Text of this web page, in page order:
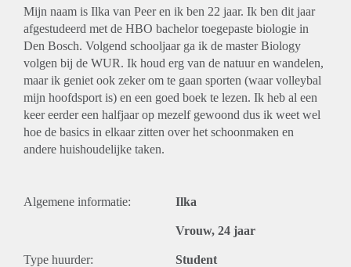
Mijn naam is Ilka van Peer en ik ben 22 jaar. Ik ben dit jaar
afgestudeerd met de HBO bachelor toegepaste biologie in
Den Bosch. Volgend schooljaar ga ik de master Biology
volgen bij de WUR. Ik houd erg van de natuur en wandelen,
maar ik geniet ook zeker om te gaan sporten (waar volleybal
mijn hoofdsport is) en een goed boek te lezen. Ik heb al een
keer eerder een halfjaar op mezelf gewoond dus ik weet wel
hoe de basics in elkaar zitten over het schoonmaken en
andere huishoudelijke taken.
Algemene informatie: Ilka
Vrouw, 24 jaar
Type huurder: Student